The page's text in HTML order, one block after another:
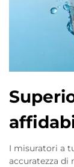
I misuratori a
accuratezza di